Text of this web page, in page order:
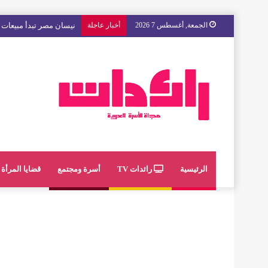
الجمعة, أغسطس 7 2026 أخبار عاجلة مع « The Next Ad » ، إنوي يُسند حملته الإعلانية المقبلة إلى الشباب المغربي
الرئيسية رائدات TV أسرة ومجتمع قضايا المرأة